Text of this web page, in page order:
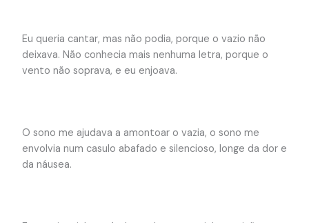
Eu queria cantar, mas não podia, porque o vazio não
deixava. Não conhecia mais nenhuma letra, porque o
vento não soprava, e eu enjoava.
O sono me ajudava a amontoar o vazia, o sono me
envolvia num casulo abafado e silencioso, longe da dor e
da náusea.